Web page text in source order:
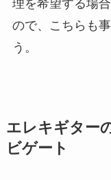
理を希望する場
ので、こちらも
う。
エレキギター
ビゲート